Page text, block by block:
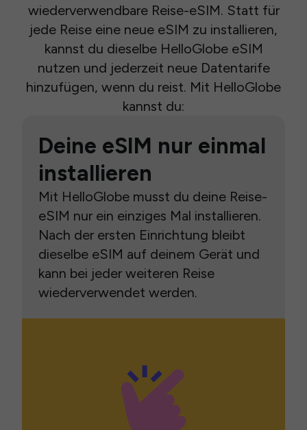
wiederverwendbare Reise-eSIM. Statt für
jede Reise eine neue eSIM zu installieren,
kannst du dieselbe HelloGlobe eSIM
nutzen und jederzeit neue Datentarife
hinzufügen, wenn du reist. Mit HelloGlobe
kannst du:
Deine eSIM nur einmal
installieren
Mit HelloGlobe musst du deine Reise-
eSIM nur ein einziges Mal installieren.
Nach der ersten Einrichtung bleibt
dieselbe eSIM auf deinem Gerät und
kann bei jeder weiteren Reise
wiederverwendet werden.